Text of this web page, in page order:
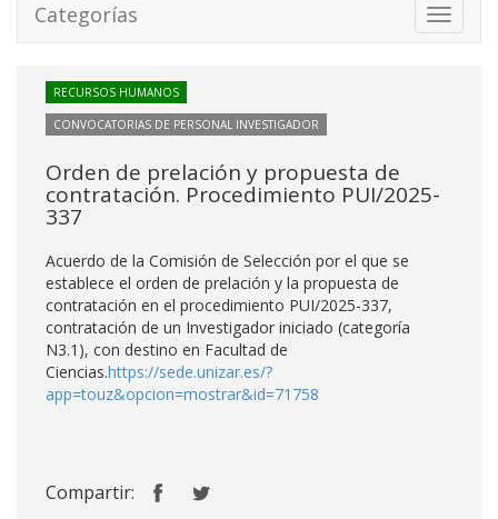
Toggle
Categorías
RECURSOS HUMANOS
CONVOCATORIAS DE PERSONAL INVESTIGADOR
Orden de prelación y propuesta de
contratación. Procedimiento PUI/2025-
337
Acuerdo de la Comisión de Selección por el que se
establece el orden de prelación y la propuesta de
contratación en el procedimiento PUI/2025-337,
contratación de un Investigador iniciado (categoría
N3.1), con destino en Facultad de
Ciencias.https://sede.unizar.es/?
app=touz&opcion=mostrar&id=71758
Compartir: